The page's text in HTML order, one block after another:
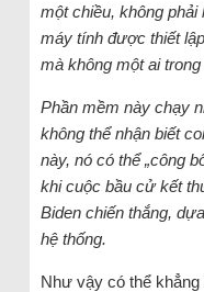
một chiều, không phải
máy tính được thiết
mà không một ai
Phần mềm này chạy
không thể nhận biết
này, nó có thể „công
khi cuộc bầu cử kết
Biden chiến thắng,
hệ thống.
Như vậy có thể